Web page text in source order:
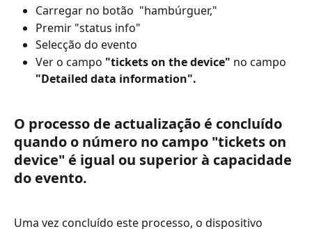
Carregar no botão  "hambúrguer,"
Premir "status info"
Selecção do evento
Ver o campo "tickets on the device" no campo
"Detailed data information".
O processo de actualização é concluído
quando o número no campo "tickets on
device" é igual ou superior à capacidade
do evento.
Uma vez concluído este processo, o dispositivo